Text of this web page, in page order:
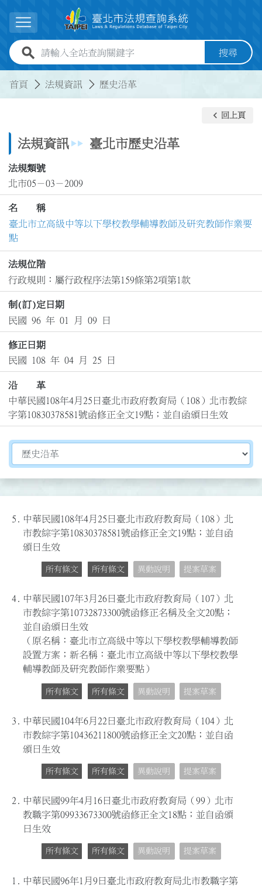
展開選單
全站查詢關鍵字欄位 搜尋
首頁 法規資訊 歷史沿革
法規資訊 臺北市歷史沿革
keyboard_arrow_left 回上頁
法規類號
北市05－03－2009
名 稱
臺北市立高級中等以下學校教學輔導教師及研究教師作業要
點
法規位階
行政規則：屬行政程序法第159條第2項第1款
制(訂)定日期
民國 96 年 01 月 09 日
修正日期
民國 108 年 04 月 25 日
沿 革
中華民國108年4月25日臺北市政府教育局（108）北市教綜
字第10830378581號函修正全文19點；並自函頒日生效
切換選擇法規資訊內容
5.
中華民國108年4月25日臺北市政府教育局（108）北
市教綜字第10830378581號函修正全文19點；並自函
頒日生效
所有條文 所有條文 異動說明 提案草案
4. 中華民國107年3月26日臺北市政府教育局（107）北
市教綜字第10732873300號函修正名稱及全文20點；
並自函頒日生效
（原名稱：臺北市立高級中等以下學校教學輔導教師
設置方案；新名稱：臺北市立高級中等以下學校教學
輔導教師及研究教師作業要點）
所有條文 所有條文 異動說明 提案草案
3.
中華民國104年6月22日臺北市政府教育局（104）北
市教綜字第10436211800號函修正全文20點；並自函
頒日生效
所有條文 所有條文 異動說明 提案草案
2. 中華民國99年4月16日臺北市政府教育局（99）北市
教職字第09933673300號函修正全文18點；並自函頒
日生效
所有條文 所有條文 異動說明 提案草案
1.
中華民國96年1月9日臺北市政府教育局北市教職字第